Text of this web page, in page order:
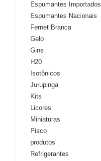
Espumantes Importados
Espumantes Nacionais
Fernet Branca
Gelo
Gins
H20
Isotônicos
Jurupinga
Kits
Licores
Miniaturas
Pisco
produtos
Refrigerantes